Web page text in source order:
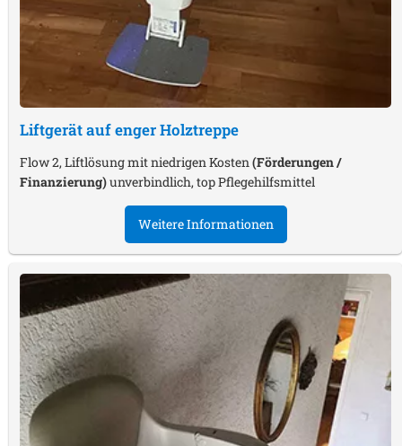
Liftgerät auf enger Holztreppe
Flow 2, Liftlösung mit niedrigen Kosten (Förderungen /
Finanzierung)unverbindlich, top Pflegehilfsmittel
Weitere Informationen